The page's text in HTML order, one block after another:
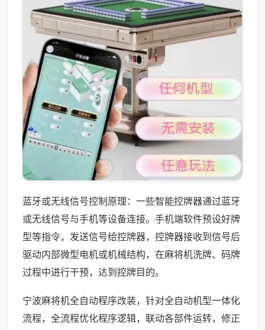
蓝牙或无线信号控制原理：一些智能控牌器通过蓝牙
或无线信号与手机等设备连接。手机端软件预设好牌
型等指令，发送信号给控牌器，控牌器接收到信号后
驱动内部微型电机或机械结构，在麻将机洗牌、码牌
过程中进行干预，达到控牌目的。
宁波麻将机全自动程序改装，针对全自动机型一体化
流程，全流程优化程序逻辑，联动各部件运转，修正